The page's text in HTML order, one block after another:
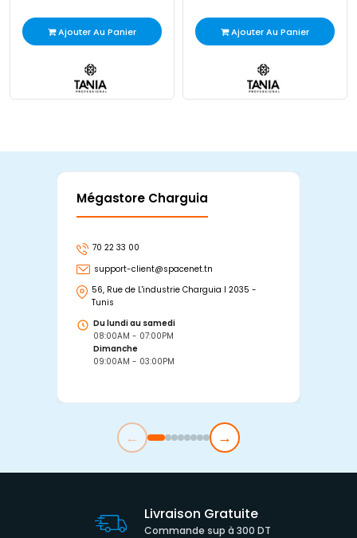
Ajouter Au Panier Ajouter Au Panier
Mégastore Charguia
70 22 33 00
support-client@spacenet.tn
56, Rue de L'industrie Charguia I 2035 -
Tunis
Du lundi au samedi
08:00AM - 07:00PM
Dimanche
09:00AM - 03:00PM
← →
Livraison Gratuite
Commande sup à 300 DT